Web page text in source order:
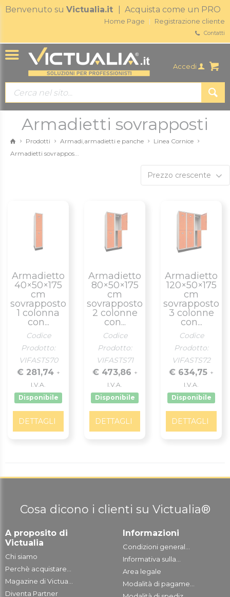
Benvenuto su Victualia.it | Acquista come un PRO
Home Page Registrazione cliente
Contatti
Accedi
Armadietti sovrapposti
Prodotti Armadi,armadietti e panche
Linea Cornice
Armadietti sovrappos...
Prezzo crescente
Armadietto
40×50×175
cm
sovrapposto
1 colonna
con...
Codice
Prodotto:
VIFASTS70
€ 281,74 +
I.V.A.
Disponibile
DETTAGLI
Armadietto
80×50×175
cm
sovrapposto
2 colonne
con...
Codice
Prodotto:
VIFASTS71
€ 473,86 +
I.V.A.
Disponibile
DETTAGLI
Armadietto
120×50×175
cm
sovrapposto
3 colonne
con...
Codice
Prodotto:
VIFASTS72
€ 634,75 +
I.V.A.
Disponibile
DETTAGLI
Cosa dicono i clienti su Victualia®
A proposito di
Victualia
Chi siamo
Perchè acquistare...
Magazine di Victua...
Diventa Partner
Informazioni
Condizioni general...
Informativa sulla...
Area legale
Modalità di pagame...